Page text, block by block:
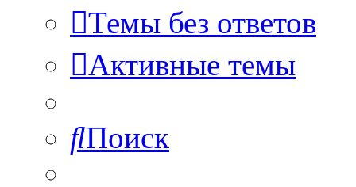
Темы без ответов
Активные темы
Поиск